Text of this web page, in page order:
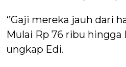
‘’Gaji mereka jauh dari
Mulai Rp 76 ribu hingga
ungkap Edi.